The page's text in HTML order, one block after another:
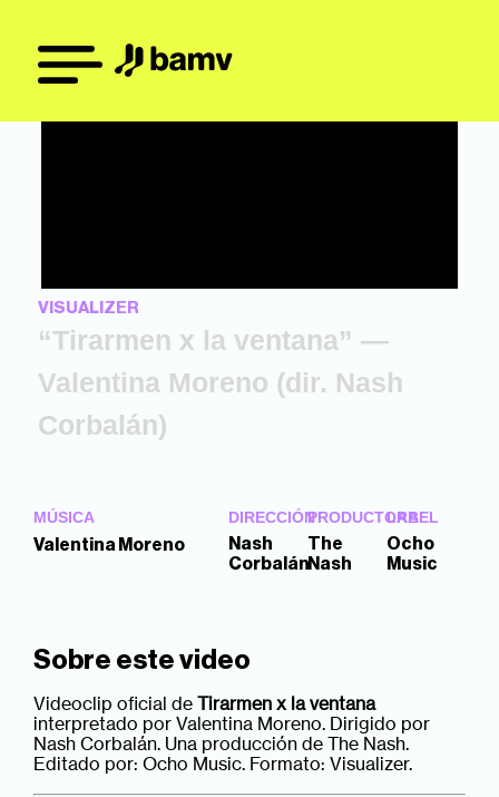
VISUALIZER
“Tirarmen x la ventana” —
Valentina Moreno (dir. Nash
Corbalán)
MÚSICA
Valentina Moreno
DIRECCIÓN
Nash
Corbalán
PRODUCTORA
The
Nash
LABEL
Ocho
Music
Sobre este video
Videoclip oficial deTirarmen x la ventana
interpretado por Valentina Moreno. Dirigido por
Nash Corbalán. Una producción de The Nash.
Editado por: Ocho Music. Formato: Visualizer.